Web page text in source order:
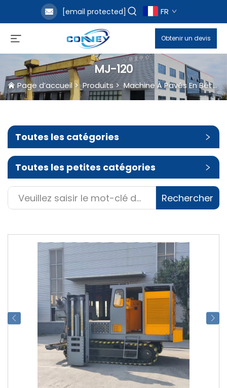
[email protected] FR
Obtenir un devis
MJ-120
Page d’accueil >Produits>Machine À Pavés En Béton Liquide
Toutes les catégories
Toutes les petites catégories
Rechercher